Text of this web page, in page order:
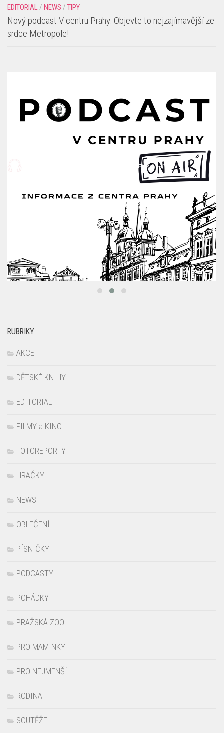
EDITORIAL / NEWS / TIPY
Nový podcast V centru Prahy: Objevte to nejzajímavější ze
srdce Metropole!
RUBRIKY
AKCE
DĚTSKÉ KNIHY
EDITORIAL
FILMY a KINO
FOTOREPORTY
HRAČKY
NEWS
OBLEČENÍ
PÍSNIČKY
PODCASTY
POHÁDKY
PRAŽSKÁ ZOO
PRO MAMINKY
PRO NEJMENŠÍ
RODINA
SOUTĚŽE